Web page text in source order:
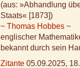
(aus: »Abhandlung
Staats« [1873])
~ Thomas Hobbes ~
englischer
bekannt durch sein
Zitante 05.09.2025,